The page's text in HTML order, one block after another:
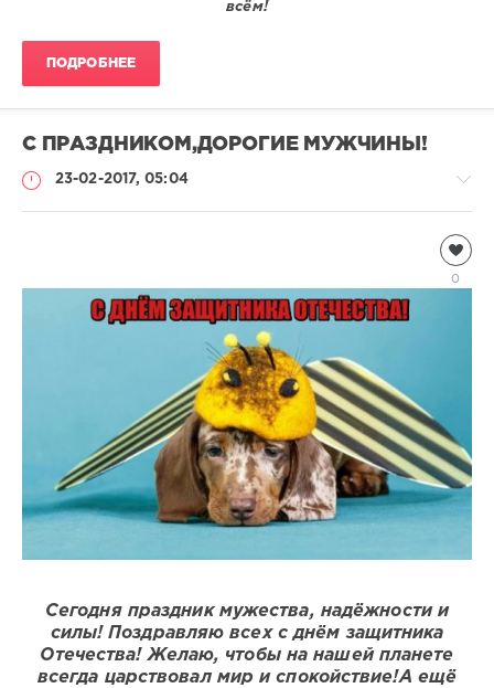
всём!
ПОДРОБНЕЕ
С ПРАЗДНИКОМ,ДОРОГИЕ МУЖЧИНЫ!
23-02-2017, 05:04
0
Сегодня праздник мужества, надёжности и
силы! Поздравляю всех с днём защитника
Отечества! Желаю, чтобы на нашей планете
всегда царствовал мир и спокойствие!А ещё